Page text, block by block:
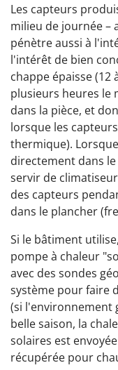
Les capteurs
milieu de journée –
pénètre aussi à
l'intérêt de bien
chappe épaisse (12
plusieurs heures le
dans la pièce, et
lorsque les
thermique).
directement dans
servir de
des capteurs
dans le plancher
Si le bâtiment
pompe à chaleur
avec des sondes
système pour faire
(si l'environnement
belle saison, la
solaires est
récupérée pour